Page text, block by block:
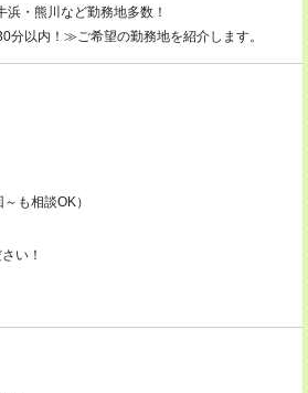
浜・熊川など勤務地多数！
分以内！≫ご希望の勤務地を紹介します。
も相談OK）
い！